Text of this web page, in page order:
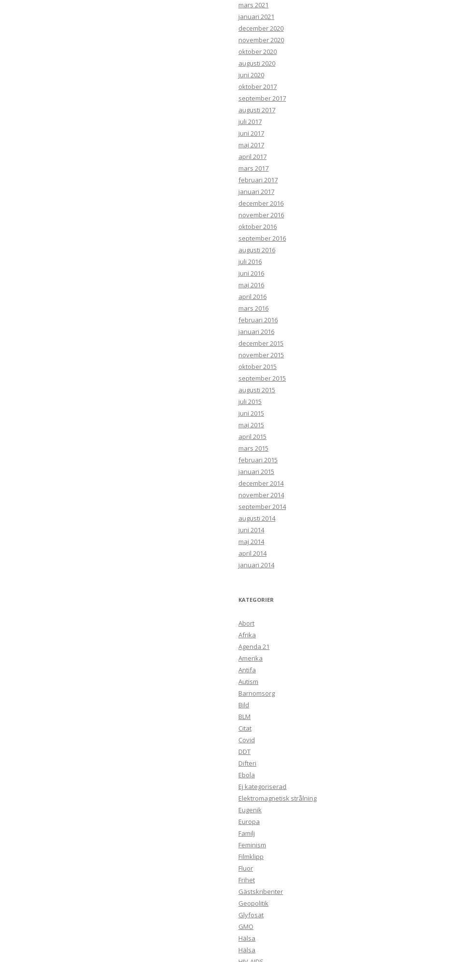
mars 2021
januari 2021
december 2020
november 2020
oktober 2020
augusti 2020
juni 2020
oktober 2017
september 2017
augusti 2017
juli 2017
juni 2017
maj 2017
april 2017
mars 2017
februari 2017
januari 2017
december 2016
november 2016
oktober 2016
september 2016
augusti 2016
juli 2016
juni 2016
maj 2016
april 2016
mars 2016
februari 2016
januari 2016
december 2015
november 2015
oktober 2015
september 2015
augusti 2015
juli 2015
juni 2015
maj 2015
april 2015
mars 2015
februari 2015
januari 2015
december 2014
november 2014
september 2014
augusti 2014
juni 2014
maj 2014
april 2014
januari 2014
KATEGORIER
Abort
Afrika
Agenda 21
Amerika
Antifa
Autism
Barnomsorg
Bild
BLM
Citat
Covid
DDT
Difteri
Ebola
Ej kategoriserad
Elektromagnetisk strålning
Eugenik
Europa
Familj
Feminism
Filmklipp
Fluor
Frihet
Gästskribenter
Geopolitik
Glyfosat
GMO
Hälsa
Hälsa